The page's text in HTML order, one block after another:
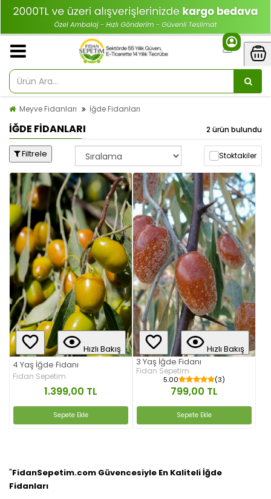
Meyve Fidanları İğde Fidanları
İĞDE FIDANLARI 2 ürün bulundu
Filtrele Stoktakiler
Hızlı Bakış
4 Yaş İğde Fidanı
Fidan Sepetim
1.399,00 TL
Sepete Ekle
Hızlı Bakış
3 Yaş İğde Fidanı
Fidan Sepetim
5.00 (3)
799,00 TL
Sepete Ekle
"FidanSepetim.com Güvencesiyle En Kaliteli İğde
Fidanları